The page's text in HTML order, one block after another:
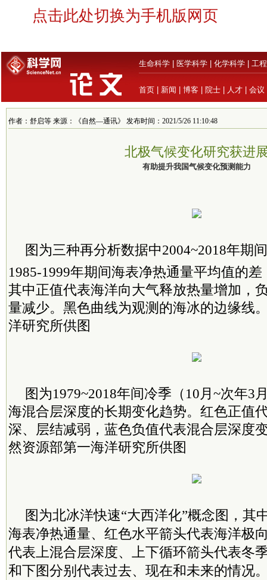
点击此处切换为手机版网页
生命科学 医学科学 化学科学 工
首页 新闻 博客 院士 人才 会议
作者：舒启等 来源：《自然—通讯》 发布时间：2021/5/26 11:10:48
北极气候变化研究获进
有助提升我国气候变化预测能力
图为三种再分析数据中2004~2018年期
1985-1999年期间海表净热通量平均值的
其中正值代表海洋向大气释放热量增加，
量减少。黑色曲线为观测的海冰的边缘线
洋研究所供图
图为1979~2018年间冷季（10月~次年3
海混合层深度的长期变化趋势。红色正值
深、层结减弱，蓝色负值代表混合层深度
然资源部第一海洋研究所供图
图为北冰洋快速“大西洋化”概念图，其
海表净热通量、红色水平箭头代表海洋极
代表上混合层深度、上下循环箭头代表冬
和下图分别代表过去、现在和未来的情况